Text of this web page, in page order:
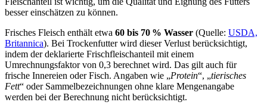
besser einschätzen zu können.
Frisches Fleisch enthält etwa 60 bis 70 % Wasser (Quelle: USDA,
Britannica). Bei Trockenfutter wird dieser Verlust berücksichtigt,
indem der deklarierte Frischfleischanteil mit einem
Umrechnungsfaktor von 0,3 berechnet wird. Das gilt auch für
frische Innereien oder Fisch. Angaben wie „Protein“, „tierisches
Fett“ oder Sammelbezeichnungen ohne klare Mengenangabe
werden bei der Berechnung nicht berücksichtigt.